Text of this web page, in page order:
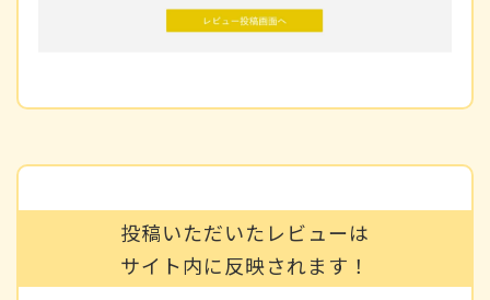
投稿いただいたレビューは
サイト内に反映されます！